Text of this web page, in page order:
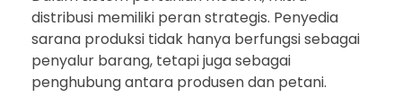
distribusi memiliki peran strategis. Penyedia
sarana produksi tidak hanya berfungsi sebagai
penyalur barang, tetapi juga sebagai
penghubung antara produsen dan petani.